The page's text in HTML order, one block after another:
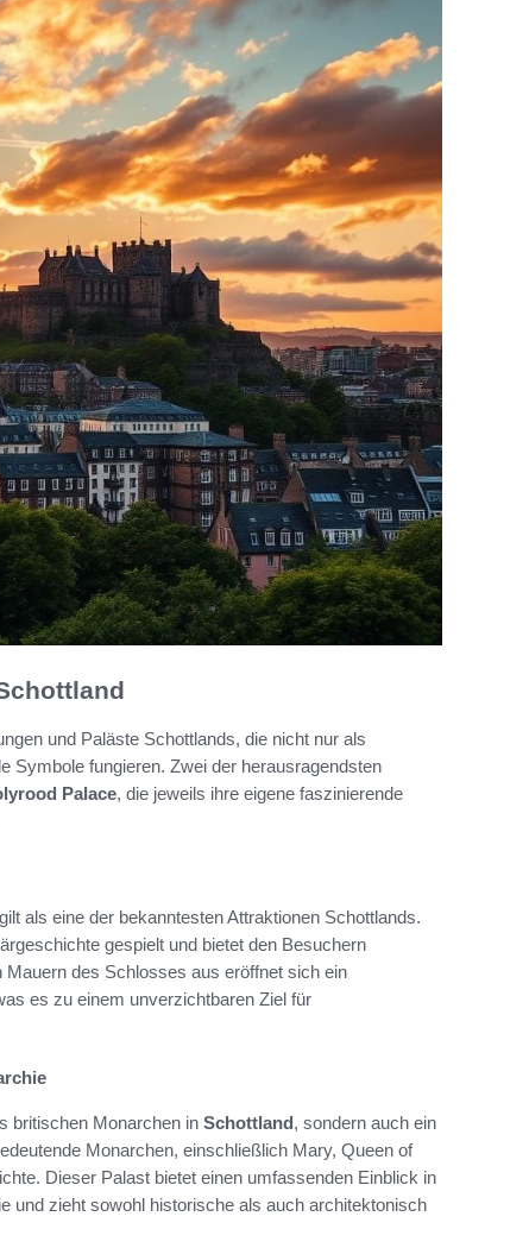
und Paläste Schottlands, die nicht nur als
Symbole fungieren. Zwei der herausragendsten
Palace, die jeweils ihre eigene faszinierende
als eine der bekanntesten Attraktionen Schottlands.
gespielt und bietet den Besuchern
Mauern des Schlosses aus eröffnet sich ein
es zu einem unverzichtbaren Ziel für
britischen Monarchen in Schottland, sondern auch ein
Monarchen, einschließlich Mary, Queen of
Dieser Palast bietet einen umfassenden Einblick in
und zieht sowohl historische als auch architektonisch